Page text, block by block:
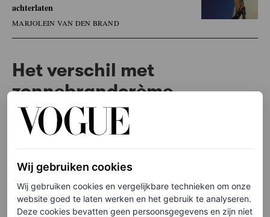
achterlaten
MARJOLEIN VAN DEN BRAND
Het verschil met
zonnebrandcrème
Ze nuanceert: “Zonnebrandcrème wordt getest met dikke
smeren we, net als moisturizer, vaak te dun. Ik denk dat
wat er op de zonnebrandverpakking staat – bijvoorbeeld
die factor 30 – daarom ook niet altijd wordt bereikt.”
Wij gebruiken cookies
Wij gebruiken cookies en vergelijkbare technieken om onze
website goed te laten werken en het gebruik te analyseren.
Deze cookies bevatten geen persoonsgegevens en zijn niet